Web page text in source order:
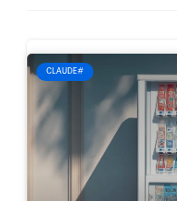
#CLAUDE